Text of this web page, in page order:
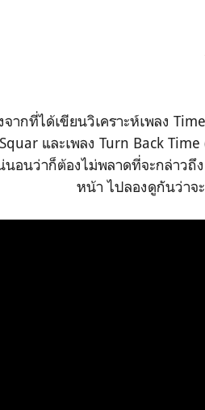
จากที่ได้เขียนวิเคราะห์เพลง
Squar และเพลง Turn Back Time
นอนว่าก็ต้องไม่พลาดที่จะกล่าวถึ
หน้า ไปลองดูกันว่าจ